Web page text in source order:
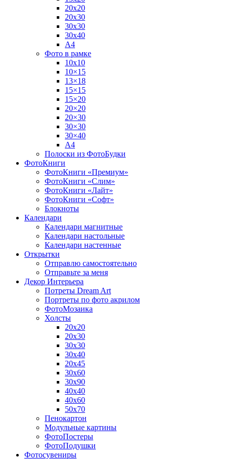
20х20
20х30
30х30
30х40
А4
Фото в рамке
10х10
10×15
13×18
15×15
15×20
20×20
20×30
30×30
30×40
A4
Полоски из ФотоБудки
ФотоКниги
ФотоКниги «Премиум»
ФотоКниги «Слим»
ФотоКниги «Лайт»
ФотоКниги «Софт»
Блокноты
Календари
Календари магнитные
Календари настольные
Календари настенные
Открытки
Отправлю самостоятельно
Отправьте за меня
Декор Интерьера
Потреты Dream Art
Портреты по фото акрилом
ФотоМозаика
Холсты
20х20
20х30
30х30
30х40
20х45
30х60
30х90
40х40
40х60
50х70
Пенокартон
Модульные картины
ФотоПостеры
ФотоПодушки
Фотоcувениры